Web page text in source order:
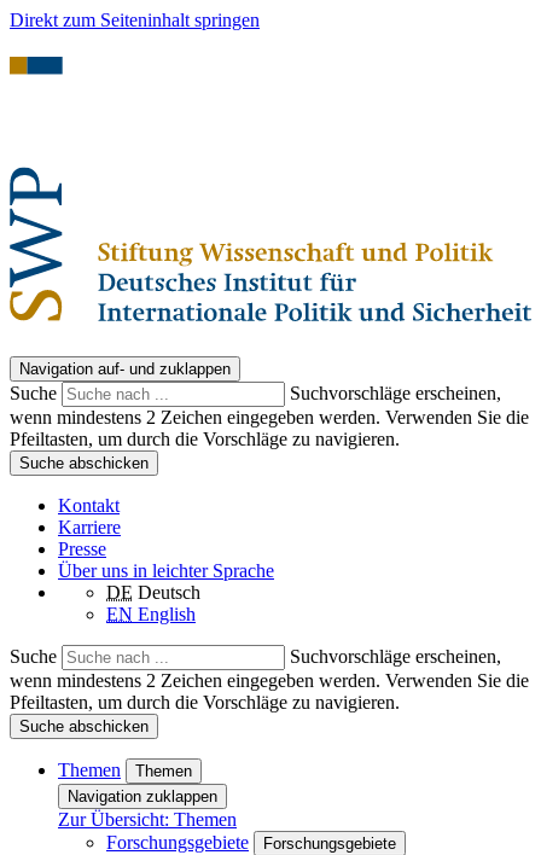
Direkt zum Seiteninhalt springen
Navigation auf- und zuklappen
Suche
Suchvorschläge erscheinen,
wenn mindestens 2 Zeichen eingegeben werden. Verwenden Sie die
Pfeiltasten, um durch die Vorschläge zu navigieren.
Suche abschicken
Kontakt
Karriere
Presse
Über uns in leichter Sprache
DE Deutsch
EN English
Suche
Suchvorschläge erscheinen,
wenn mindestens 2 Zeichen eingegeben werden. Verwenden Sie die
Pfeiltasten, um durch die Vorschläge zu navigieren.
Suche abschicken
Themen
Themen
Navigation zuklappen
Zur Übersicht: Themen
Forschungsgebiete
Forschungsgebiete